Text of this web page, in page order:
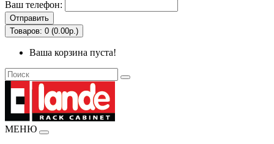
Ваш телефон:
Отправить
Товаров: 0 (0.00р.)
Ваша корзина пуста!
МЕНЮ